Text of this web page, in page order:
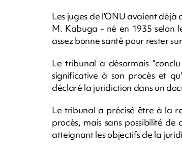
Les juges de l'ONU avaient déjà
M. Kabuga - né en 1935 selon
assez bonne santé pour rester
Le tribunal a désormais
significative à son procès et
déclaré la juridiction dans un
Le tribunal a précisé être à la
procès, mais sans possibilité
atteignant les objectifs de la